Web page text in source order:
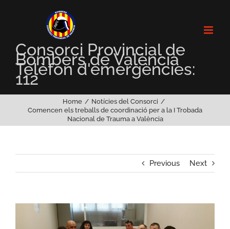
Consorci Provincial de
Bombers de València
Telèfon d'emergències:
112
Home
Notícies del Consorci
Comencen els treballs de coordinació per a la I Trobada
Nacional de Trauma a València
Previous Next